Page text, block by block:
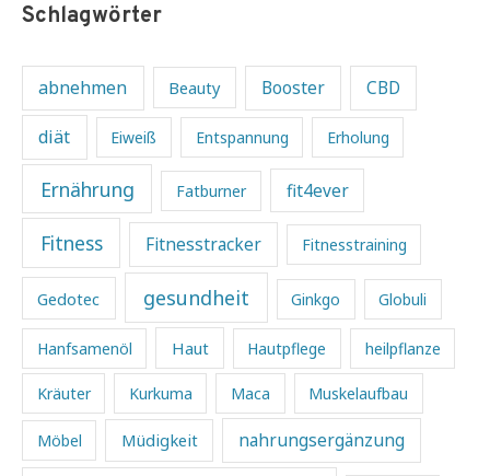
Schlagwörter
abnehmen Beauty Booster CBD
diät Eiweiß Entspannung Erholung
Ernährung Fatburner fit4ever
Fitness Fitnesstracker Fitnesstraining
Gedotec gesundheit Ginkgo Globuli
Hanfsamenöl Haut Hautpflege heilpflanze
Kräuter Kurkuma Maca Muskelaufbau
Möbel Müdigkeit nahrungsergänzung